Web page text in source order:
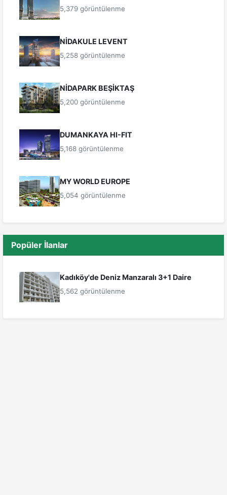
5,379 görüntülenme
NİDAKULE LEVENT
5,258 görüntülenme
NİDAPARK BEŞİKTAŞ
5,200 görüntülenme
DUMANKAYA HI-FIT
5,168 görüntülenme
MY WORLD EUROPE
5,054 görüntülenme
Popüler İlanlar
Kadıköy'de Deniz Manzaralı 3+1 Daire
5,562 görüntülenme